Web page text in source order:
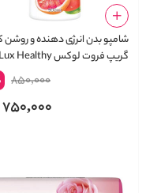
شامپو بدن انرژی دهنده و روشن
گریپ فروت لوکس Lux Healthy
850,000
750,000